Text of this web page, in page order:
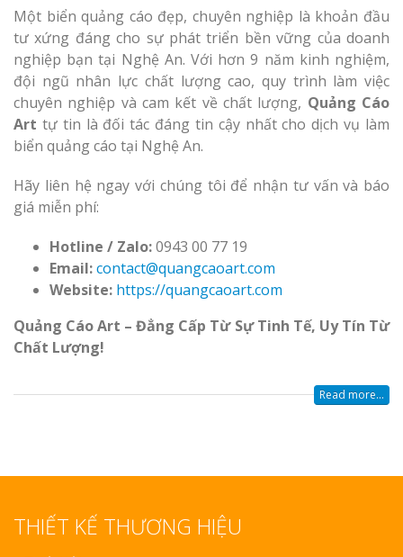
Một biển quảng cáo đẹp, chuyên nghiệp là khoản đầu
tư xứng đáng cho sự phát triển bền vững của doanh
nghiệp bạn tại Nghệ An. Với hơn 9 năm kinh nghiệm,
đội ngũ nhân lực chất lượng cao, quy trình làm việc
chuyên nghiệp và cam kết về chất lượng, Quảng Cáo
Art tự tin là đối tác đáng tin cậy nhất cho dịch vụ làm
biển quảng cáo tại Nghệ An.
Hãy liên hệ ngay với chúng tôi để nhận tư vấn và báo
giá miễn phí:
Hotline / Zalo:0943 00 77 19
Email:contact@quangcaoart.com
Website: https://quangcaoart.com
Quảng Cáo Art – Đẳng Cấp Từ Sự Tinh Tế, Uy Tín Từ
Chất Lượng!
Read more...
THIẾT KẾ THƯƠNG HIỆU